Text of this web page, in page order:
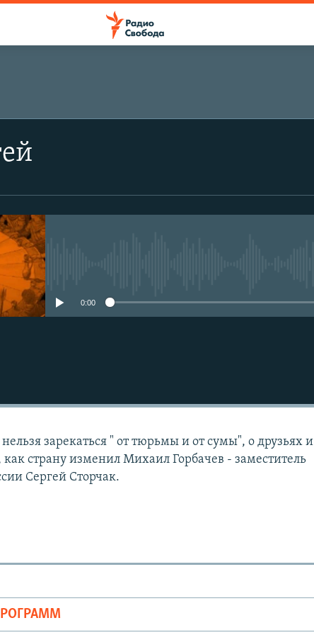
0:00
зарекаться " от тюрьмы и от сумы", о друзьях и
как страну изменил Михаил Горбачев - заместитель
Сергей Сторчак.